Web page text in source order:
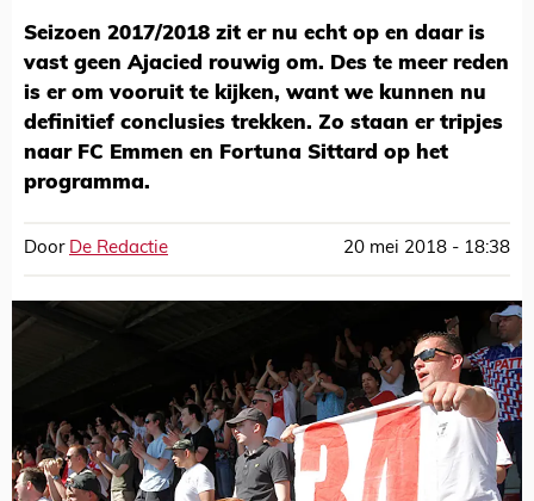
Seizoen 2017/2018 zit er nu echt op en daar is
vast geen Ajacied rouwig om. Des te meer reden
is er om vooruit te kijken, want we kunnen nu
definitief conclusies trekken. Zo staan er tripjes
naar FC Emmen en Fortuna Sittard op het
programma.
Door De Redactie 20 mei 2018 - 18:38